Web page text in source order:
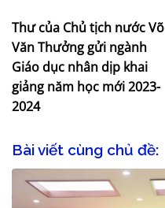
Thư của Chủ tịch nước Võ
Văn Thưởng gửi ngành
Giáo dục nhân dịp khai
giảng năm học mới 2023-
2024
Bài viết cùng chủ đề: